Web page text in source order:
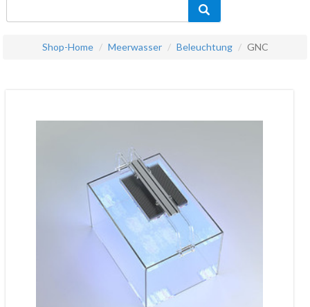
Shop-Home Meerwasser Beleuchtung GNC